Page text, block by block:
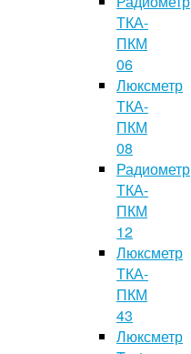
ТКА-
ПКМ
06
Люксметр
ТКА-
ПКМ
08
Радиометр
ТКА-
ПКМ
12
Люксметр
ТКА-
ПКМ
43
Люксметр